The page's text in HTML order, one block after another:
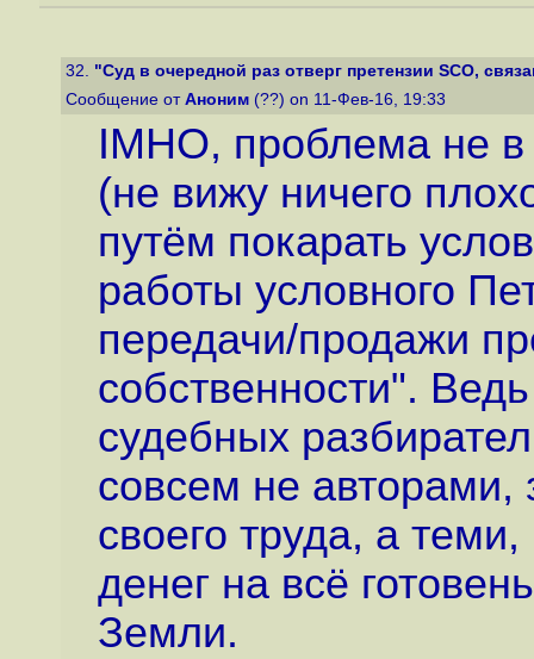
32. "Суд в очередной раз отверг претензии SCO,
Сообщение от Аноним (??) on 11-Фев-16, 19:33
IMHO, проблема не в
(не вижу ничего
путём покарать
работы условного
передачи/продажи
собственности".
судебных
совсем не
своего труда, а
денег на всё
Земли.